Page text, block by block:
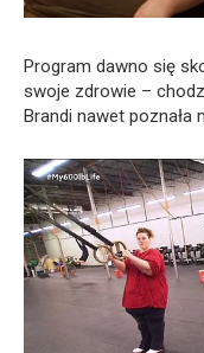
Program dawno się
swoje zdrowie –
Brandi nawet poznała